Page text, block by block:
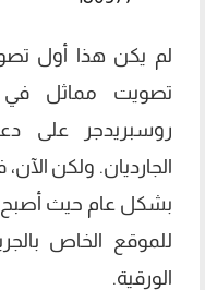
لم يكن هذا أول
روسبريدجر على
الجارديان. ولكن
بشكل عام حيث أصبح
للموقع الخاص
الورقية.